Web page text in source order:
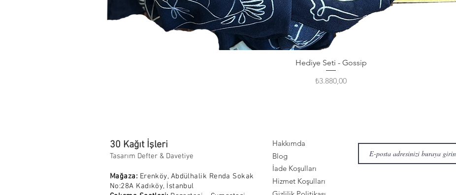
Hediye Seti - Gossip
Fiyat
₺3.880,00
30 Kağıt İşleri
Tasarım Defter & Davetiye
Mağaza: Erenköy, Abdülhalik Renda Sokak
No:28A Kadıköy, İstanbul
Hakkımda
Blog
İade Koşulları
Hizmet Koşulları